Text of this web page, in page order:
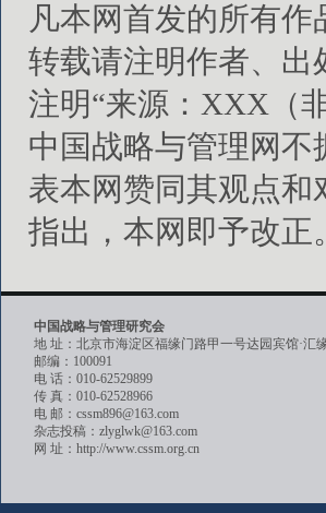
凡本网首发的所有
转载请注明作者、出
注明“来源：XXX（
中国战略与管理网
表本网赞同其观点
指出，本网即予改正。
中国战略与管理研究会
地 址：北京市海淀区福缘门路甲一号达园宾馆·汇
邮编：100091
电 话：010-62529899
传 真：010-62528966
电 邮：cssm896@163.com
杂志投稿：zlyglwk@163.com
网 址：http://www.cssm.org.cn